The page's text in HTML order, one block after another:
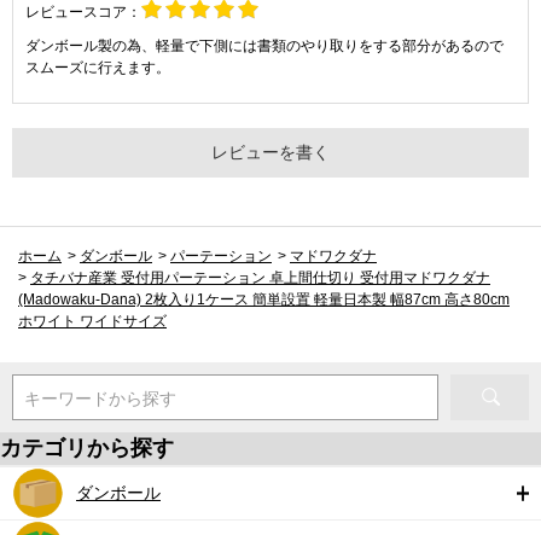
レビュースコア：
ダンボール製の為、軽量で下側には書類のやり取りをする部分があるので
スムーズに行えます。
レビューを書く
ホーム > ダンボール > パーテーション > マドワクダナ
> タチバナ産業 受付用パーテーション 卓上間仕切り 受付用マドワクダナ
(Madowaku-Dana) 2枚入り1ケース 簡単設置 軽量日本製 幅87cm 高さ80cm
ホワイト ワイドサイズ
キーワードから探す
カテゴリから探す
ダンボール